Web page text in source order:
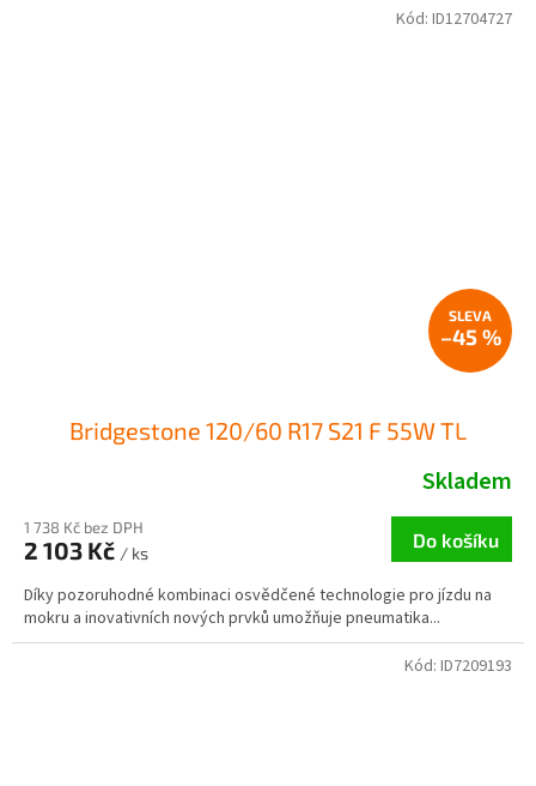
–45 %
Bridgestone 120/60 R17 S21 F 55W TL
Skladem
1 738 Kč bez DPH
2 103 Kč / ks
Do košíku
Díky pozoruhodné kombinaci osvědčené technologie pro jízdu na
mokru a inovativních nových prvků umožňuje pneumatika...
Kód: ID12704727
Kód: ID7209193